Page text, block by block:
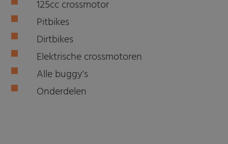
125cc crossmotor
Pitbikes
Dirtbikes
Elektrische crossmotoren
Alle buggy's
Onderdelen